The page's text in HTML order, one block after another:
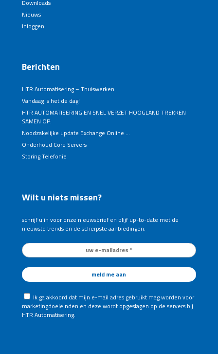
Downloads
Nieuws
Inloggen
Berichten
HTR Automatisering – Thuiswerken
Vandaag is het de dag!
HTR AUTOMATISERING EN SNEL VERZET HOOGLAND TREKKEN
SAMEN OP:
Noodzakelijke update Exchange Online …
Onderhoud Core Servers
Storing Telefonie
Wilt u niets missen?
schrijf u in voor onze nieuwsbrief en blijf up-to-date met de
nieuwste trends en de scherpste aanbiedingen.
Ik ga akkoord dat mijn e-mail adres gebruikt mag worden voor
marketingdoeleinden en deze wordt opgeslagen op de servers bij
HTR Automatisering.